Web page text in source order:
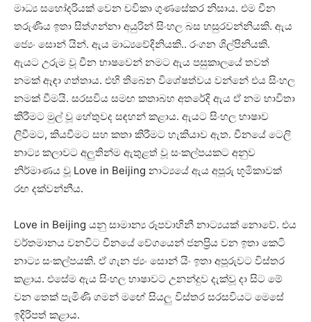
මාධ්‍ය සහෝදරියක් වෙන චවිකා ගුණසේකර නිසාය. එම චීන
තරුණිය ඉතා සිත්ගන්නා අයුරින් සිංහල බස හසුරවන්නියකි. ඇය
ජ්‍යෙං සොන් යින්. ඇය මාධ්‍යවේදිනියකි.. රංගන ශිල්පිනියකි.
ඇයට උරුම වූ චීන භාෂවෙන් නමට ඇය පසුකාලයේ තවත්
නමක් ඈඳා ගත්තාය. එහි තිබෙන විශේෂත්වය වන්නේ එය සිංහල
නමක් වීමයි. සරසවිය සමඟ කතාබහ අතරේදි ඇය ඒ නම භාවිතා
කිරීමට මුල් වූ හේතුවද සඳහන් කළාය. ඇයට සිංහල භාෂාව
ලිවීමට, කියවීමට සහ කතා කිරීමට හැකියාව ඇත. චීනයේ ටෙලි
නාට්‍ය කලාවට අලුතින්ම ඇතුළත් වූ සංකල්පයකට අනුව
නිර්මාණය වූ Love in Beijing නාට්‍යයේ ඇය අපූරු භූමිකාවක්
රඟ දක්වන්නීය.
Love in Beijing යනු සාමාන්‍ය රූපවාහිනී නාට්‍යයක් නොවේ. එය
වර්තමානය වනවිට චීනයේ වේගයෙන් ජනප්‍රිය වන ඉතා කෙටි
නාට්‍ය සංකල්පයකි. ඒ ගැන ජ්‍යං සොන් යිං ඉතා අපූරුවට විස්තර
කළාය. එසේම ඇය සිංහල භාෂාවට උනන්දුව දැක්වූ දා සිට මේ
වන තෙක් පැමිණි ගමන් මඟේ සියලු විස්තර සරසවියට මෙසේ
ඉදිරිපත් කළාය.